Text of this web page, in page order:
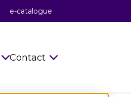
e-catalogue
Contact